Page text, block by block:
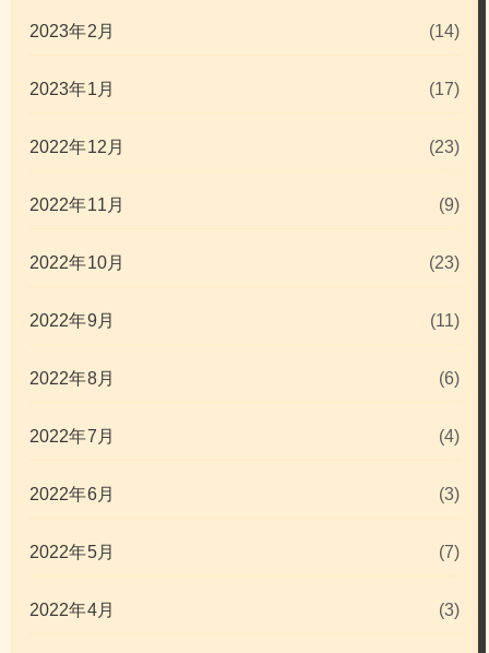
2023年2月 (14)
2023年1月 (17)
2022年12月 (23)
2022年11月 (9)
2022年10月 (23)
2022年9月 (11)
2022年8月 (6)
2022年7月 (4)
2022年6月 (3)
2022年5月 (7)
2022年4月 (3)